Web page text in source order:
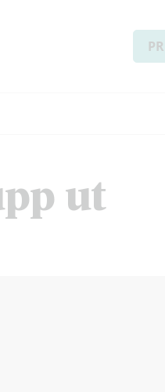
ut